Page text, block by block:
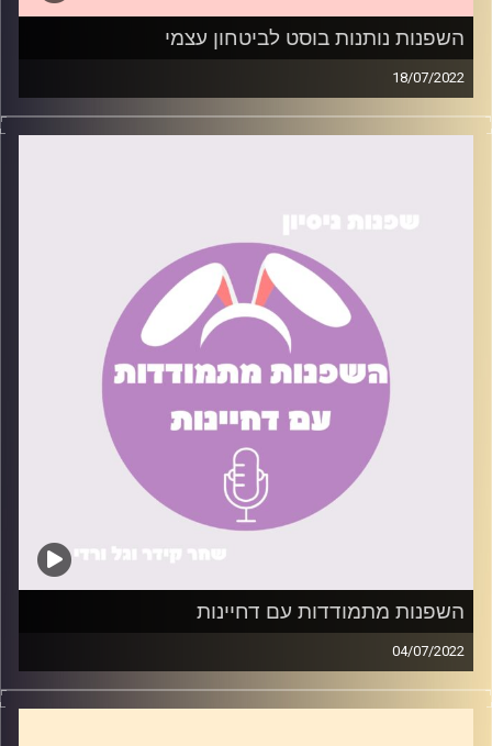
השפנות נותנות בוסט לביטחון עצמי
18/07/2022
ביטחון עצמי נמוך היא אחת התופעות הנפוצות בעולם
הפסיכולוגיה. אין אחד או אחת שלא סובלים ממנה, ועם זאת
העצמי שלנו.
שחר קידר וגל ורדי
השפנות מתמודדות עם דחיינות
04/07/2022
לכולנו יש המון משימות לעשות – ואפס מוטיבציה לסיים אותן.
בפרק הזה ניסינו את הטיפים שעזרו לנו (או לא) להתמודד עם